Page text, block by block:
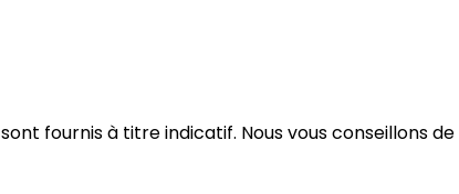
sont fournis à titre indicatif. Nous vous conseillons de